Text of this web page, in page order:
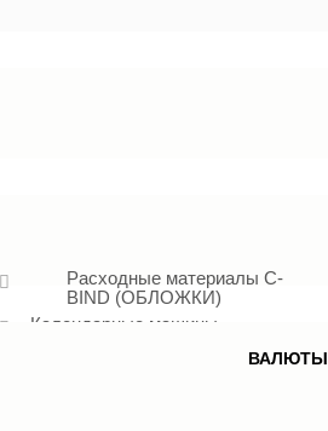
Расходные материалы C-
BIND (ОБЛОЖКИ)
Календарные машины
ВАЛЮТЫ